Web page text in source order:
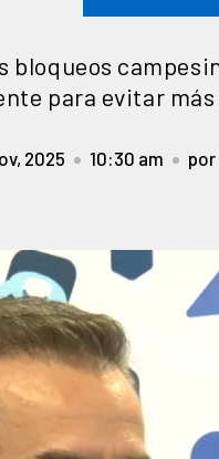
bloqueos
para evitar
2025 10:30 am por